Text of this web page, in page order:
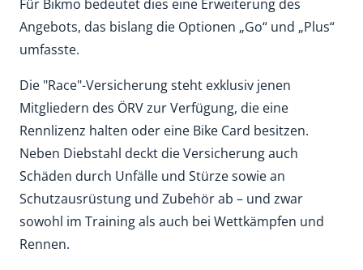
Für Bikmo bedeutet dies eine Erweiterung des
Angebots, das bislang die Optionen „Go“ und „Plus“
umfasste.
Die "Race"-Versicherung steht exklusiv jenen
Mitgliedern des ÖRV zur Verfügung, die eine
Rennlizenz halten oder eine Bike Card besitzen.
Neben Diebstahl deckt die Versicherung auch
Schäden durch Unfälle und Stürze sowie an
Schutzausrüstung und Zubehör ab – und zwar
sowohl im Training als auch bei Wettkämpfen und
Rennen.